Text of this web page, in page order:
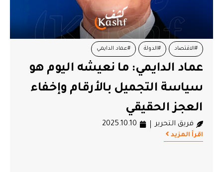
#الاقتصاد #الدولة #عماد الدايمي
عماد الدايمي: ما نعيشه اليوم هو
سياسة التجميل بالأرقام وإخفاء
العجز الحقيقي
فريق التحرير 2025.10.10
اقرأ المزيد